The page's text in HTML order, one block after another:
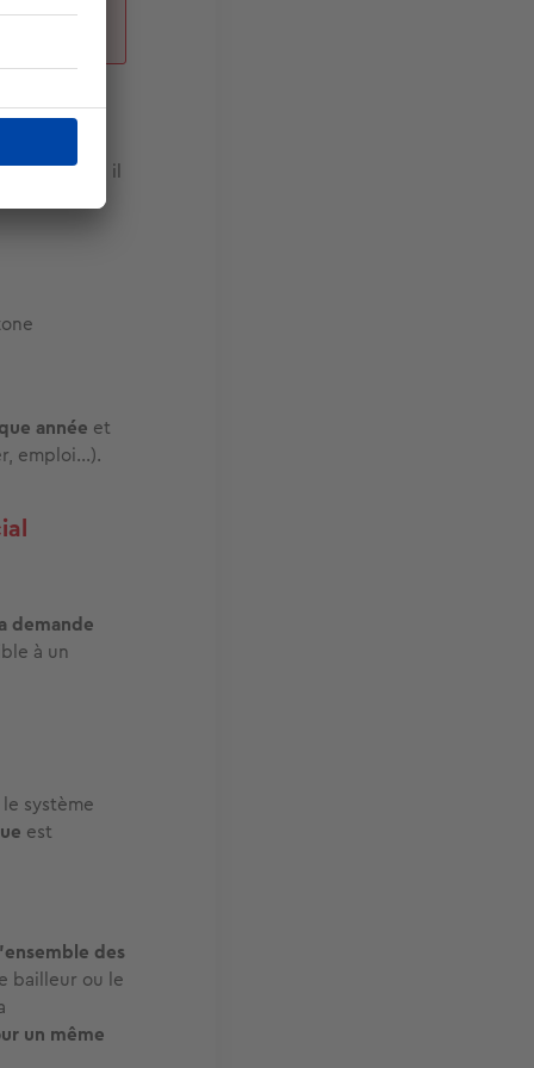
social, il
année et
emploi…).
demande
à un
système
est
des
bailleur ou le
un même